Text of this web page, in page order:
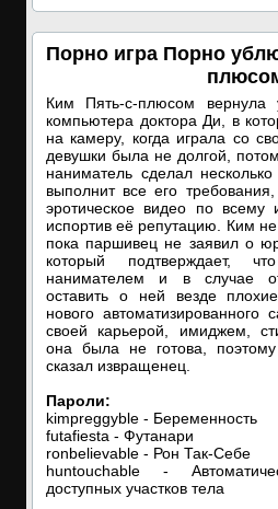
Порно игра Порно
Ким Пять-с-плюсом
компьютера доктора Ди, в
на камеру, когда играла со
девушки была не долгой,
наниматель сделал
выполнит все его
эротическое видео по всему
испортив её репутацию. Ким
пока паршивец не заявил о
который подтверждает,
нанимателем и в случае
оставить о ней везде
нового автоматизированного
своей карьерой, имиджем,
она была не готова,
сказал извращенец.
Пароли:
kimpreggyble - Беременность
futafiesta - Футанари
ronbelievable - Рон Так-Себе
huntouchable -
доступных участков тела